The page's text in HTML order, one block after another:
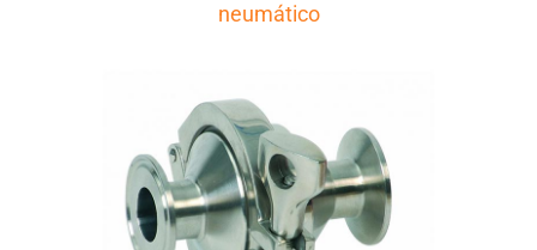
neumático